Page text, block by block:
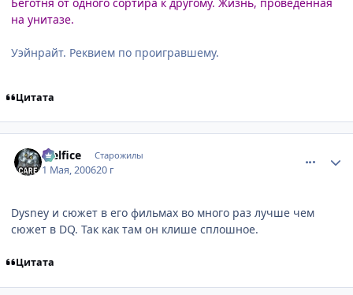
на унитазе.
Уэйнрайт. Реквием по проигравшему.
Цитата
Melfice Старожилы
1 Мая, 200620 г
Dysney и сюжет в его фильмах во много раз лучше чем
сюжет в DQ. Так как там он клише сплошное.
Цитата